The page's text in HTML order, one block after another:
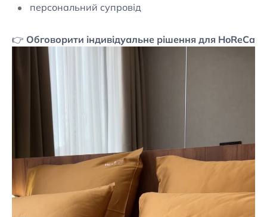
персональний супровід
👉 Обговорити індивідуальне рішення для HoReCa